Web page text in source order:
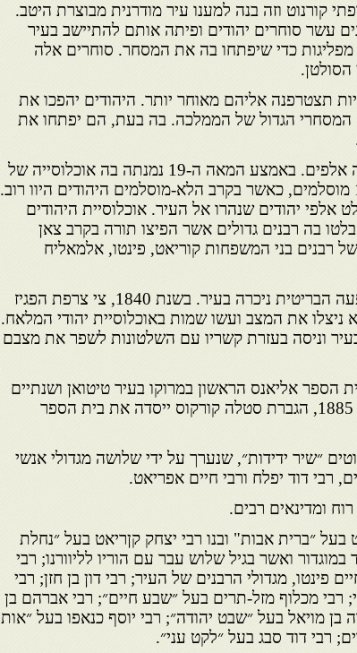
קורנוט וזה בנה למענו עיר מודרנית מבוצרת היטב.
עשר סוחרים יהודים ופיתה אותם להתיישב בעיר
כדי שיפתחו בה את המסחר. סוחרים אלה
הסולטן.
תצטרפנה אליהם מאוחר יותר. היהודים יהפכו את
ה-18 וה-19 למרכז המסחרי הגדול של הממלכה. בה בעת, הם יפתחו את
הצלחתה של מוגדור משכה אליה אלפים. באמצע המאה ה-19 נמנתה בה אוכלוסייה של
כ-17,000 נפשות מתוכן 10,000 מוסלמים, כאשר בקרב הלא-מוסלמים היהודים היוו רוב.
יהודים שנהרו אל העיר. אוכלוסיית היהודים
בה רבנים גדולים אשר הפיצו תורה בקרב צאן
רבנים בני המשפחות קוריאט, פינטו, אלמאליח
בגלל המסחר עם אנגליה, ההשפעה הבריטית ניכרה בעיר. בשנת 1840, צי צרפת הפגיז
את המצב ועשו שמות באוכלוסיית יהודי המלאח.
בעיר וניסה בעזרת קשריו עם השלטונות לשפר את מצבם
ב-1882, נוסד בית הספר אליאנס הראשון במרוקו בעיר טיטואן ושנתיים
לאחר מכן – בעיר מוגדור. בשנת 1885, הגברת סטלה קורקוס ייסדה את בית הספר
הפיוטים ״שיר ידידות״, שנערך על ידי שלושה מגדולי אנשי
רבי דוד יפלח ורבי חיים אפריאט.
ומדינאים רבים.
בעל ״ברית אבות" ובנו רבי יצחק קןריאט בעל ״נחלת
במוגדור ואשר בגיל שלוש עבר עם הוריו לליוורנו; רבי
פינטו, מגדולי הרבנים של העיר; רבי דון בן חזן; רבי
רבי מכלוף מזל-תרים בעל ״שבע חיים״; רבי אברהם בן
בן מויאל בעל ״שבט יהודה״; רבי יוסף כנאפו בעל ״אות
רבי דוד סבג בעל ״לקט עני״.